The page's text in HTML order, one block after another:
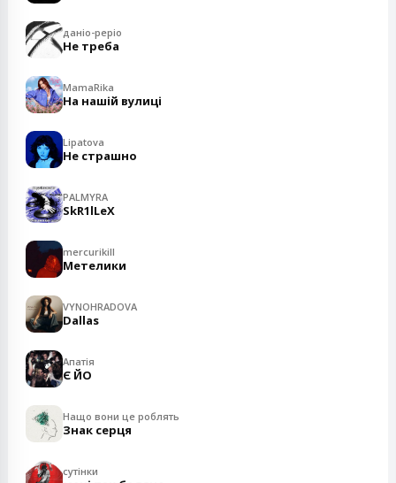
даніо-реріо
Не треба
MamaRika
На нашій вулиці
Lipatova
Не страшно
PALMYRA
SkR1lLeX
mercurikill
Метелики
VYNOHRADOVA
Dallas
Апатія
Є ЙО
Нащо вони це роблять
Знак серця
сутінки